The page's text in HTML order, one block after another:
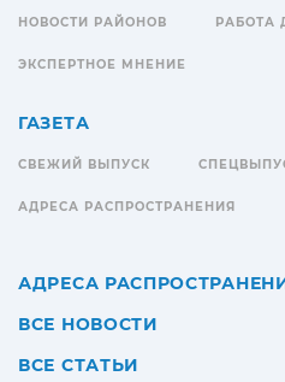
НОВОСТИ РАЙОНОВ РАБОТА
ЭКСПЕРТНОЕ МНЕНИЕ
ГАЗЕТА
СВЕЖИЙ ВЫПУСК
АДРЕСА РАСПРОСТРАНЕНИЯ
АДРЕСА
ВСЕ НОВОСТИ
ВСЕ СТАТЬИ